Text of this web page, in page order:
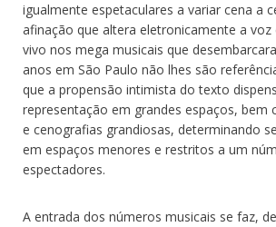
igualmente espetaculares a variar cena a
afinação que altera eletronicamente a
vivo nos mega musicais que
anos em São Paulo não lhes são
que a propensão intimista do texto
representação em grandes espaços, bem
e cenografias grandiosas, determinando
em espaços menores e restritos a um
espectadores.
A entrada dos números musicais se faz,